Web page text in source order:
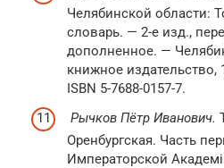
Челябинской области:
словарь. — 2-е изд.,
дополненное. —
книжное издательство,
ISBN 5-7688-0157-7.
Рычков Пётр Иванович.
Оренбургская. Часть
Императорской